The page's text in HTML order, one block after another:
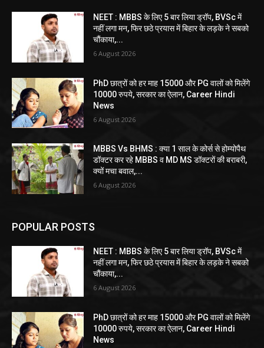
NEET : MBBS के लिए 5 बार लिया ड्रॉप, BVSc में
नहीं लगा मन, फिर छठे प्रयास में बिहार के लड़के ने सबको
चौंकाया,...
6 August 2026
PhD छात्रों को हर माह 15000 और PG वालों को मिलेंगे
10000 रुपये, सरकार का ऐलान, Career Hindi
News
6 August 2026
MBBS Vs BHMS : क्या 1 साल के कोर्स से होम्योपैथ
डॉक्टर कर रहे MBBS व MD MS डॉक्टरों की बराबरी,
क्यों मचा बवाल,...
6 August 2026
POPULAR POSTS
NEET : MBBS के लिए 5 बार लिया ड्रॉप, BVSc में
नहीं लगा मन, फिर छठे प्रयास में बिहार के लड़के ने सबको
चौंकाया,...
6 August 2026
PhD छात्रों को हर माह 15000 और PG वालों को मिलेंगे
10000 रुपये, सरकार का ऐलान, Career Hindi
News